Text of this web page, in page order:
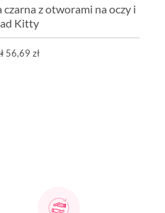
czarna z otworami na oczy i
Kitty
56,69 zł